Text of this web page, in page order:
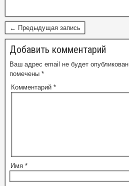
← Предыдущая запись
Добавить комментарий
Ваш адрес email не будет опубликован.
помечены *
Комментарий *
Имя *